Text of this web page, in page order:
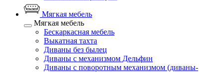
Мягкая мебель
Мягкая мебель
Бескаркасная мебель
Выкатная тахта
Диваны без былец
Диваны с механизмом Дельфин
Диваны с поворотным механизмом (диваны-